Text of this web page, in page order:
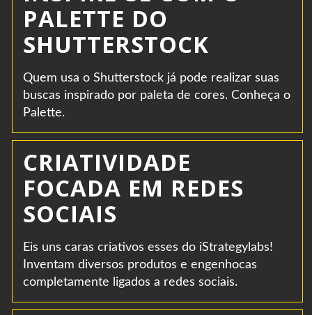
PALETTE DO
SHUTTERSTOCK
Quem usa o Shutterstock já pode realizar suas
buscas inspirado por paleta de cores. Conheça o
Palette.
CRIATIVIDADE
FOCADA EM REDES
SOCIAIS
Eis uns caras criativos esses do iStrategylabs!
Inventam diversos produtos e engenhocas
completamente ligados a redes sociais.